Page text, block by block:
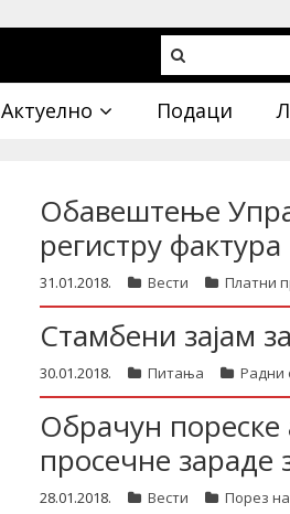
Актуелно Подаци
Обавештење
регистру фактура
31.01.2018. Вести Платни
Стамбени зајам
30.01.2018. Питања Радни
Обрачун пореске
просечне зараде
28.01.2018. Вести Порез